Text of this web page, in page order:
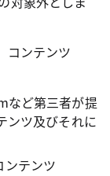
コンテンツ
など第三者が提
ンツ及びそれに
ンテンツ